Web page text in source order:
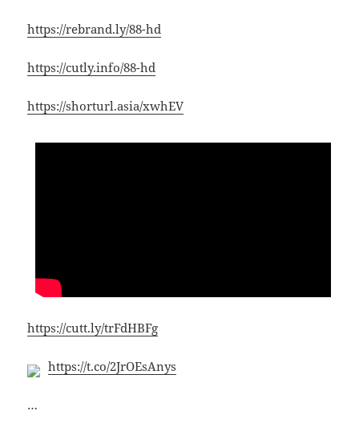
https://rebrand.ly/88-hd
https://cutly.info/88-hd
https://shorturl.asia/xwhEV
https://cutt.ly/trFdHBFg
https://t.co/2JrOEsAnys
…